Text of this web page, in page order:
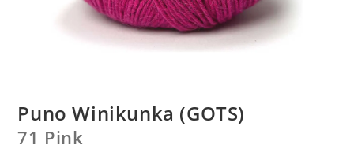
Puno Winikunka (GOTS)
71 Pink